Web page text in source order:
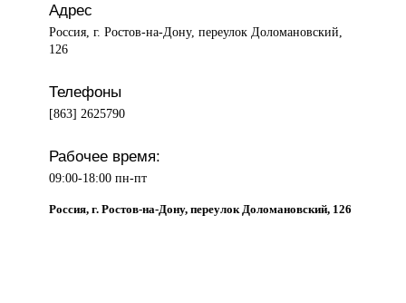
Адрес
Россия, г. Ростов-на-Дону, переулок Доломановский,
126
Телефоны
[863] 2625790
Рабочее время:
09:00-18:00 пн-пт
Россия, г. Ростов-на-Дону, переулок Доломановский, 126